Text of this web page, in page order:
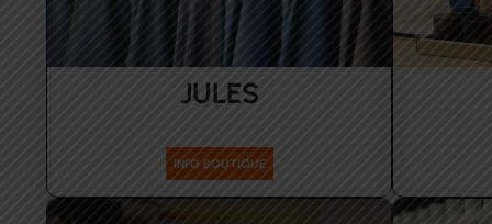
JULES
INFO BOUTIQUE